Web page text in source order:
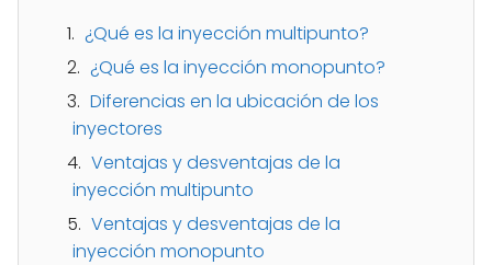
¿Qué es la inyección multipunto?
¿Qué es la inyección monopunto?
Diferencias en la ubicación de los
inyectores
Ventajas y desventajas de la
inyección multipunto
Ventajas y desventajas de la
inyección monopunto